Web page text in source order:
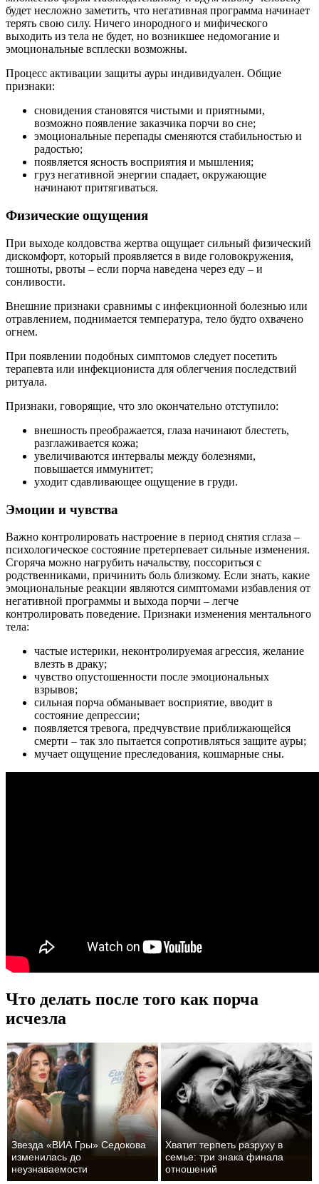
будет несложно заметить, что негативная программа начинает
терять свою силу. Ничего инородного и мифического
выходить из тела не будет, но возникшее недомогание и
эмоциональные всплески возможны.
Процесс активации защиты ауры индивидуален. Общие
признаки:
сновидения становятся чистыми и приятными,
возможно появление заказчика порчи во сне;
эмоциональные перепады сменяются стабильностью и
радостью;
появляется ясность восприятия и мышления;
груз негативной энергии спадает, окружающие
начинают притягиваться.
Физические ощущения
При выходе колдовства жертва ощущает сильный физический
дискомфорт, который проявляется в виде головокружения,
тошноты, рвоты – если порча наведена через еду – и
сонливости.
Внешние признаки сравнимы с инфекционной болезнью или
отравлением, поднимается температура, тело будто охвачено
огнем.
При появлении подобных симптомов следует посетить
терапевта или инфекциониста для облегчения последствий
ритуала.
Признаки, говорящие, что зло окончательно отступило:
внешность преображается, глаза начинают блестеть,
разглаживается кожа;
увеличиваются интервалы между болезнями,
повышается иммунитет;
уходит сдавливающее ощущение в груди.
Эмоции и чувства
Важно контролировать настроение в период снятия сглаза –
психологическое состояние претерпевает сильные изменения.
Сгоряча можно нагрубить начальству, поссориться с
родственниками, причинить боль близкому. Если знать, какие
эмоциональные реакции являются симптомами избавления от
негативной программы и выхода порчи – легче
контролировать поведение. Признаки изменения ментального
тела:
частые истерики, неконтролируемая агрессия, желание
влезть в драку;
чувство опустошенности после эмоциональных
взрывов;
сильная порча обманывает восприятие, вводит в
состояние депрессии;
появляется тревога, предчувствие приближающейся
смерти – так зло пытается сопротивляться защите ауры;
мучает ощущение преследования, кошмарные сны.
Что делать после того как порча
исчезла
Звезда «ВИА Гры» Седокова
изменилась до
неузнаваемости
Хватит терпеть разруху в
семье: три знака финала
отношений